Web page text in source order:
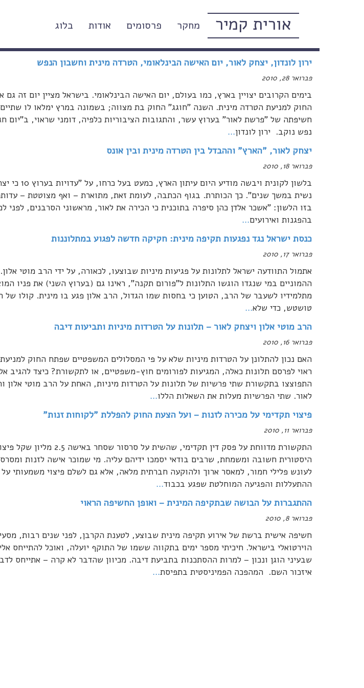
אורית קמיר מחקר פרסומים אודות בלוג
פברואר, 2010
ירון לונדון, יצחק לאור, יום האישה הבינלאומי, הטרדה מינית וחשבון הנפש
פברואר 28, 2010
בימים הקרובים יצויין בארץ, כמו בעולם, יום האישה הבינלאומי. בישראל מציין יום זה
החוק למניעת הטרדה מינית. השנה "חוגג" החוק בת מצווה; בשמונה במרץ ימלאו לו
חשיפתה של "פרשת לאור" בערוץ עשר, והתגובות הציבוריות כלפיה, דומני שראוי, ב"יום
נפש נוקב. ירון לונדון…
יצחק לאור, "הארץ" וההבדל בין הטרדה מינית ובין אונס
פברואר 18, 2010
בלשון לקונית
נשית במשך שנים". כך הכותרת. בגוף הכתבה, לעומת זאת, מתוארת – ואף מצוטטת –
בזו הלשון: "אשכר אלדן כהן סיפרה בתוכנית כי הכירה את לאור, מראשוני הסרבנים, לפני
בהפגנות ואירועים…
כנסת ישראל נגד נפגעות תקיפה מינית: חקיקה חדשה לפגוע במתלוננות
פברואר 17, 2010
אתמול התוודעה ישראל לתלונות על פגיעות מיניות שבוצעו, לכאורה, על ידי הרב מוטי
ההמוניים במי שנגדו הוגשו התלונות ל"פורום תקנה", ראינו גם (בערוץ השני) את פניו
מתלמידיו לשעבר של הרב, הטוען כי בחסות שמו הגדול, הרב אלון פגע בו מינית. קולו של
טושטש, כדי שלא…
הרב מוטי אלון ויצחק לאור – תלונות על הטרדות מיניות ותביעות דיבה
פברואר 16, 2010
האם נכון להתלונן על הטרדות מיניות שלא על פי המסלולים המשפטיים שפתח החוק
ראוי לפרסם תלונות כאלה, המגיעות לפורומים חוץ-משפטיים, או לתקשורת? כיצד להגיב
התפוצצו בתקשורת שתי פרשיות של תלונות על הטרדות מיניות, האחת על הרב מוטי אלון
לאור. שתי הפרשיות מעלות את השאלות הללו…
פיצוי תקדימי על מכירה לזנות – ועל הצעת החוק להפללת "לקוחות זנות"
פברואר 11, 2010
התקשורת מדווחת על פסק דין תקדימי, שהשית
היסטורית חשובה ומשמחת, שרבים בודאי יסמכו ידיהם עליה. מי שמוכר אישה לזנות
לעונש פלילי חמור, למאסר ארוך ולהוקעה חברתית מלאה, אלא גם לשלם פיצוי משמעותי
ההתעללות והפגיעה המוחלטת שפגע בכבוד…
ההתגברות על הבושה שבתקיפה המינית – ואופן החשיפה הראוי
פברואר 8, 2010
חשיפה אישית ברשת של אירוע תקיפה מינית שבוצע, לטענת הקרבן, לפני שנים רבות,
הוירטואלי בישראל. חיכיתי מספר ימים בתקווה ששמו של התוקף יועלה, ואוכל להתייחס
שבעיני הוגן ונכון – למרות ההסתכנות בתביעת דיבה. מכיוון שהדבר לא קרה – אתייחס
איזכור השם. המהפכה הפמיניסטית בתפיסת…